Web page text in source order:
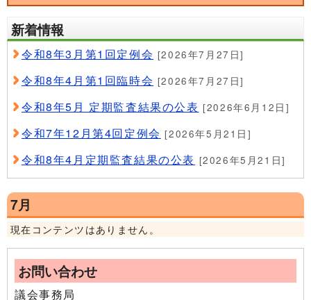
新着情報
令和8年3月第1回定例会 [2026年7月27日]
令和8年4月第1回臨時会 [2026年7月27日]
令和8年5月 定期監査結果の公表 [2026年6月12日]
令和7年12月第4回定例会 [2026年5月21日]
令和8年4月定期監査結果の公表 [2026年5月21日]
7月
現在コンテンツはありません。
お問い合わせ
議会事務局